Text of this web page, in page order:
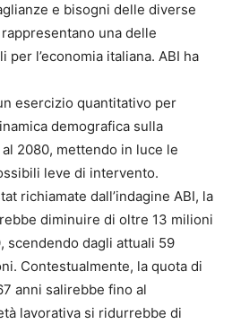
e bisogni delle diverse
una delle
l’economia italiana. ABI ha
esercizio quantitativo per
demografica sulla
2080, mettendo in luce le
leve di intervento.
richiamate dall’indagine ABI, la
diminuire di oltre 13 milioni
scendendo dagli attuali 59
Contestualmente, la quota di
anni salirebbe fino al
lavorativa si ridurrebbe di